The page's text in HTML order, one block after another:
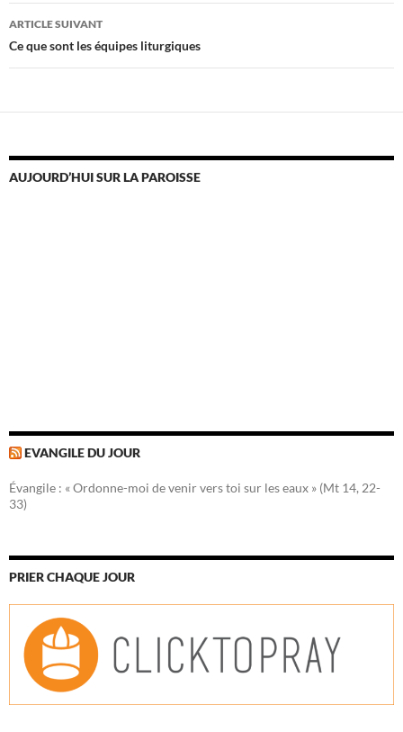
articles
ARTICLE SUIVANT
Ce que sont les équipes liturgiques
AUJOURD’HUI SUR LA PAROISSE
EVANGILE DU JOUR
Évangile : « Ordonne-moi de venir vers toi sur les eaux » (Mt 14, 22-
33)
PRIER CHAQUE JOUR